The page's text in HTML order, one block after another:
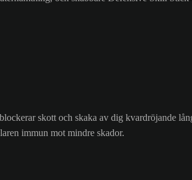
skott och skaka av dig kvardröjande
immun mot mindre skador.